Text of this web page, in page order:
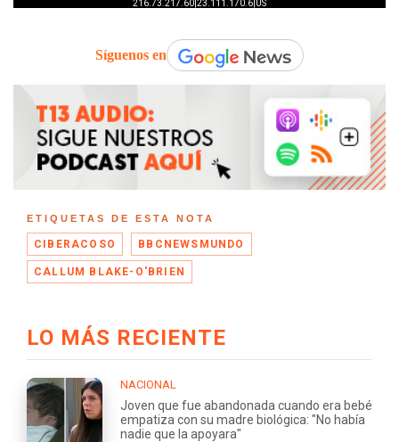
Síguenos en
ETIQUETAS DE ESTA NOTA
CIBERACOSO BBCNEWSMUNDO
CALLUM BLAKE-O'BRIEN
LO MÁS RECIENTE
NACIONAL
Joven que fue abandonada cuando era bebé
empatiza con su madre biológica: "No había
nadie que la apoyara"